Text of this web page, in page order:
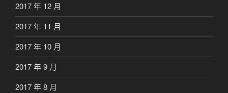
2017 年 12 月
2017 年 11 月
2017 年 10 月
2017 年 9 月
2017 年 8 月